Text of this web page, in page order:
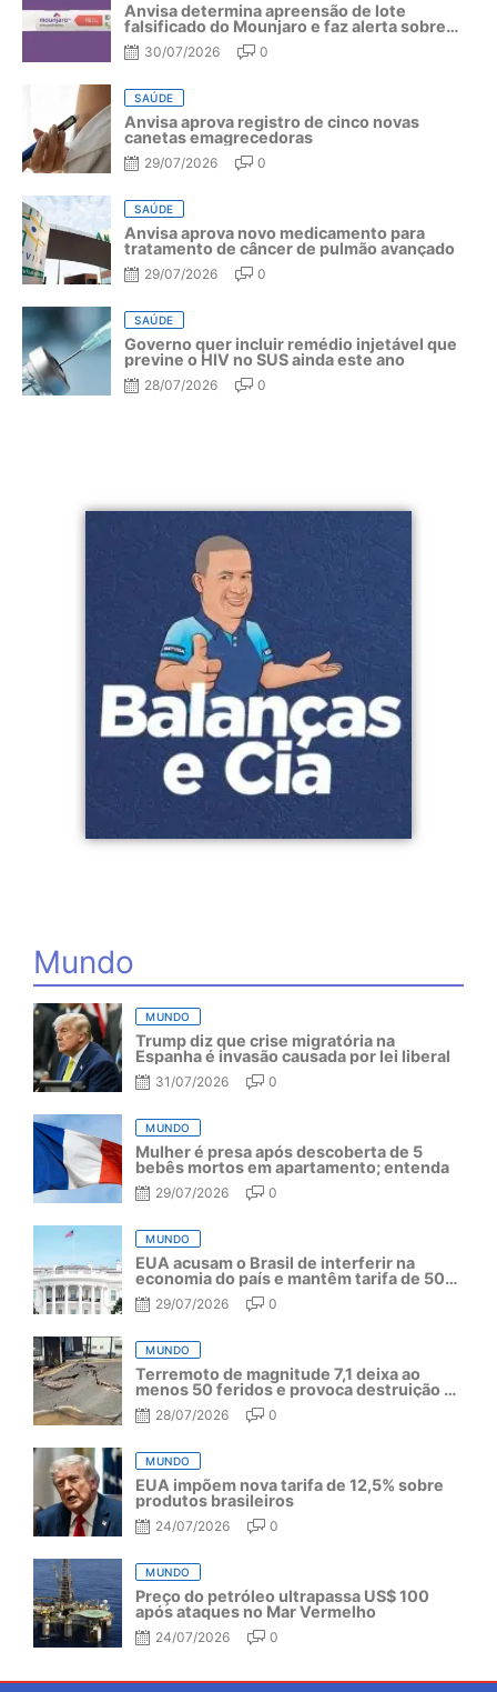
Anvisa determina apreensão de lote
falsificado do Mounjaro e faz alerta sobre
riscos do medicamento
30/07/2026 0
SAÚDE
Anvisa aprova registro de cinco novas
canetas emagrecedoras
29/07/2026 0
SAÚDE
Anvisa aprova novo medicamento para
tratamento de câncer de pulmão avançado
29/07/2026 0
SAÚDE
Governo quer incluir remédio injetável que
previne o HIV no SUS ainda este ano
28/07/2026 0
Mundo
MUNDO
Trump diz que crise migratória na
Espanha é invasão causada por lei liberal
31/07/2026 0
MUNDO
Mulher é presa após descoberta de 5
bebês mortos em apartamento; entenda
29/07/2026 0
MUNDO
EUA acusam o Brasil de interferir na
economia do país e mantêm tarifa de 50%
por mais um ano
29/07/2026 0
MUNDO
Terremoto de magnitude 7,1 deixa ao
menos 50 feridos e provoca destruição no
Japão
28/07/2026 0
MUNDO
EUA impõem nova tarifa de 12,5% sobre
produtos brasileiros
24/07/2026 0
MUNDO
Preço do petróleo ultrapassa US$ 100
após ataques no Mar Vermelho
24/07/2026 0